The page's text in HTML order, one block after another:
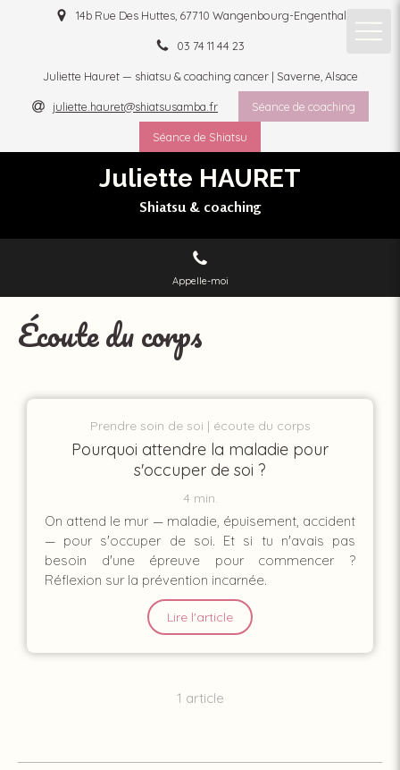
14b Rue Des Huttes, 67710 Wangenbourg-Engenthal
03 74 11 44 23
Juliette Hauret — shiatsu & coaching cancer | Saverne, Alsace
juliette.hauret@shiatsusamba.fr Séance de coaching
Séance de Shiatsu
Juliette HAURET
Shiatsu & coaching
Appelle-moi
Écoute du corps
Prendre soin de soi écoute du corps
Pourquoi attendre la maladie pour
s'occuper de soi ?
4 min.
On attend le mur — maladie, épuisement, accident
— pour s'occuper de soi. Et si tu n'avais pas
besoin d'une épreuve pour commencer ?
Réflexion sur la prévention incarnée.
Lire l'article
1 article